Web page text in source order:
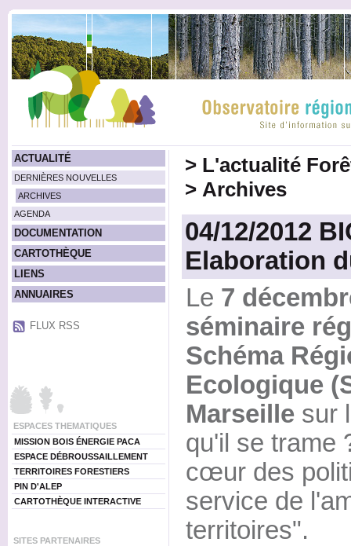
ACTUALITÉ
DERNIÈRES NOUVELLES
ARCHIVES
AGENDA
DOCUMENTATION
CARTOTHÈQUE
LIENS
ANNUAIRES
FLUX RSS
ESPACES THEMATIQUES
MISSION BOIS ÉNERGIE PACA
ESPACE DÉBROUSSAILLEMENT
TERRITOIRES FORESTIERS
PIN D'ALEP
CARTOTHÈQUE INTERACTIVE
SITES PARTENAIRES
> L'actualité
> Archives
04/12/2012
Elaboration
Le 7
séminaire
Schéma
Ecologique
Marseillesur
qu'il se trame
cœur des
service de
territoires".